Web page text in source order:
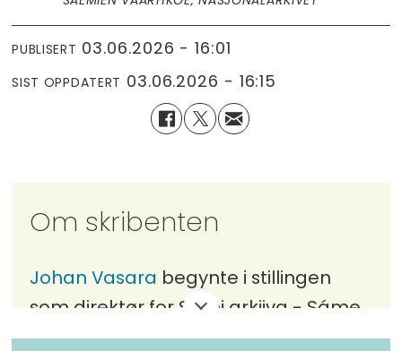
PUBLISERT 03.06.2026 - 16:01
SIST OPPDATERT 03.06.2026 - 16:15
Om skribenten
Johan Vasara begynte i stillingen
som direktør for Sámi arkiiva - Sáme
arkijvva - Saemien våarhkoe i